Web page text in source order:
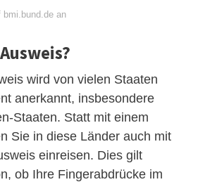
bmi.bund.de an
wird von vielen Staaten
anerkannt, insbesondere
Staaten. Statt mit einem
Sie in diese Länder auch mit
einreisen. Dies gilt
ob Ihre Fingerabdrücke im